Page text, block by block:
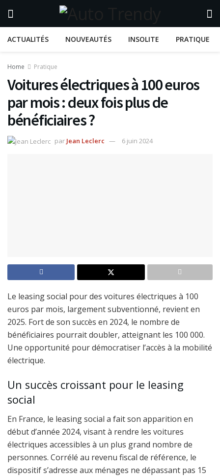
ACTUALITÉS NOUVEAUTÉS INSOLITE PRATIQUE
Home Pratique
Voitures électriques à 100 euros
par mois : deux fois plus de
bénéficiaires ?
par Jean Leclerc 6 juin 2024
Le leasing social pour des voitures électriques à 100
euros par mois, largement subventionné, revient en
2025. Fort de son succès en 2024, le nombre de
bénéficiaires pourrait doubler, atteignant les 100 000.
Une opportunité pour démocratiser l’accès à la mobilité
électrique.
Un succès croissant pour le leasing
social
En France, le leasing social a fait son apparition en
début d’année 2024, visant à rendre les voitures
électriques accessibles à un plus grand nombre de
personnes. Corrélé au revenu fiscal de référence, le
dispositif s’adresse aux ménages ne dépassant pas 15